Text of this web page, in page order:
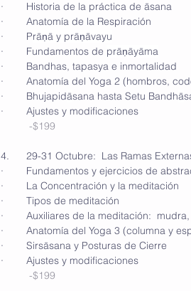
·        Historia de la práctica de āsana
·        Anatomía de la Respiración
·        Prāṇā y prāṇāvayu
·        Fundamentos de prāṇāyāma
·        Bandhas, tapasya e inmortalidad
·        Anatomía del Yoga 2 (hombros,
·        Bhujapidāsana hasta Setu Bandhā
·        Ajustes y modificaciones
-$199
4.      29-31 Octubre:  Las Ramas
·        Fundamentos y ejercicios de
·        La Concentración y la meditación
·        Tipos de meditación
·        Auxiliares de la meditación:
·        Anatomía del Yoga 3 (columna y
·        Sirsāsana y Posturas de Cierre
·        Ajustes y modificaciones
-$199